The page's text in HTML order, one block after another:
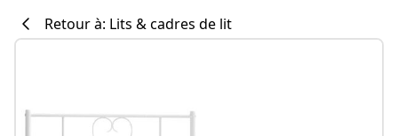
Retour à: Lits & cadres de lit